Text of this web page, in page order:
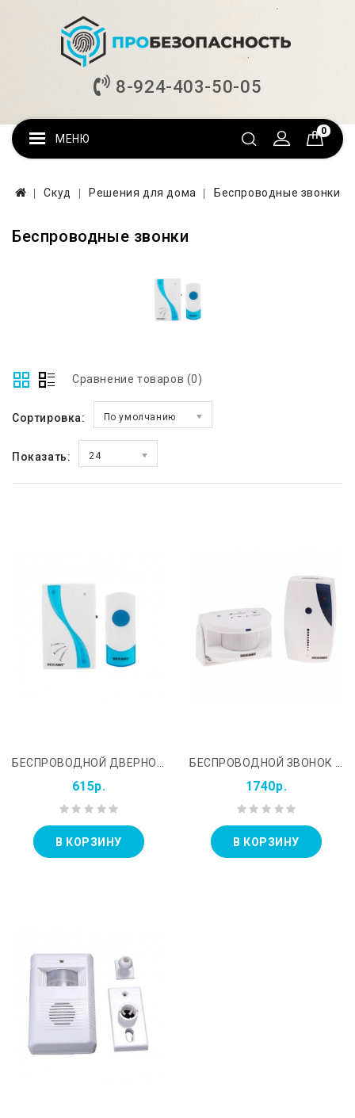
8-924-403-50-05
0
МЕНЮ
Скуд Решения для дома Беспроводные звонки
Беспроводные звонки
Сравнение товаров (0)
Сортировка: По умолчанию
Показать: 24
БЕСПРОВОДНОЙ ДВЕРНОЙ ЗВОНОК REXANT RX-2 (73-0020)
615р.
В КОРЗИНУ
БЕСПРОВОДНОЙ ЗВОНОК С ВЫНОСНЫМ ДАТЧИКОМ ДВИЖЕНИЯ REXANT GS-215
1740р.
В КОРЗИНУ